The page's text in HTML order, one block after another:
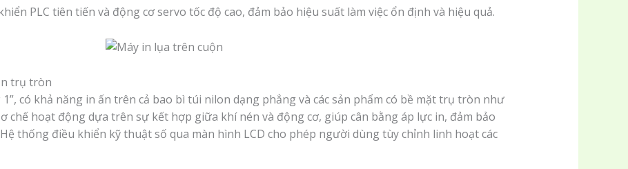
PLC tiên tiến và động cơ servo tốc độ cao, đảm bảo hiệu suất làm việc ổn định và hiệu quả.
trụ tròn
có khả năng in ấn trên cả bao bì túi nilon dạng phẳng và các sản phẩm có bề mặt trụ tròn như
chế hoạt động dựa trên sự kết hợp giữa khí nén và động cơ, giúp cân bằng áp lực in, đảm bảo
thống điều khiển kỹ thuật số qua màn hình LCD cho phép người dùng tùy chỉnh linh hoạt các